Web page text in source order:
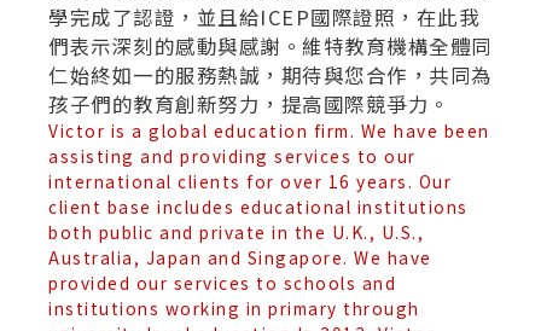
學完成了認證，並且給ICEP國際證照，在此我
們表示深刻的感動與感謝。維特教育機構全體同
仁始終如一的服務熱誠，期待與您合作，共同為
孩子們的教育創新努力，提高國際競爭力。
Victor is a global education firm. We have been
assisting and providing services to our
international clients for over 16 years. Our
client base includes educational institutions
both public and private in the U.K., U.S.,
Australia, Japan and Singapore. We have
provided our services to schools and
institutions working in primary through